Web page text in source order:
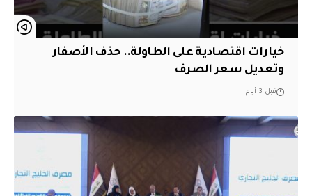
خيارات اقتصادية على الطاولة.. حذف الأصفار
وتعديل سعر الصرف
قبل 3 أيام